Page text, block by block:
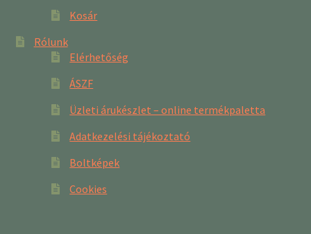
Kosár
Rólunk
Elérhetőség
ÁSZF
Üzleti árukészlet – online termékpaletta
Adatkezelési tájékoztató
Boltképek
Cookies